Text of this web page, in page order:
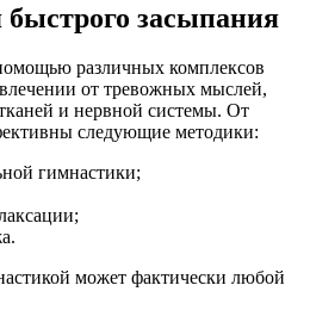
засыпания
различных комплексов
от тревожных мыслей,
и нервной системы. От
следующие методики:
гимнастики;
может фактически любой